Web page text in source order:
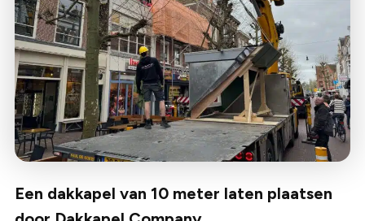
bepaalde breedte grenzen blijven. Daarnaast moet de
dakkapel zich op minimaal 0,5 meter afstand van de
zijkanten van het dakvlak bevinden. De exacte
afmetingen en positie kunnen per gemeente verschillen.
Bouwtechnische eisen: De dakkapel moet voldoen aan
bouwtechnische eisen zoals goede constructie, juiste
waterdichtheid, en juiste isolatienormen. Ook de
materialen en esthetiek moeten passen bij de bestaande
dakkapel mag geen ingrijpende wijzigingen aan de
Een dakkapel van 10 meter laten plaatsen